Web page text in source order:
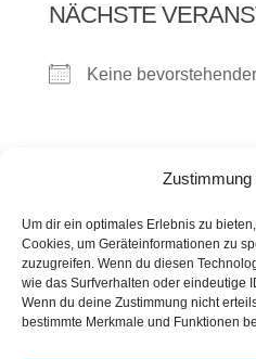
Zustimmung
Um dir ein optimales Erlebnis zu
Cookies, um Geräteinformationen zu
zuzugreifen. Wenn du diesen
wie das Surfverhalten oder eindeutige
Wenn du deine Zustimmung nicht
bestimmte Merkmale und Funktionen
NÄCHSTE
Keine
<li>Keine
Kontakt Presse